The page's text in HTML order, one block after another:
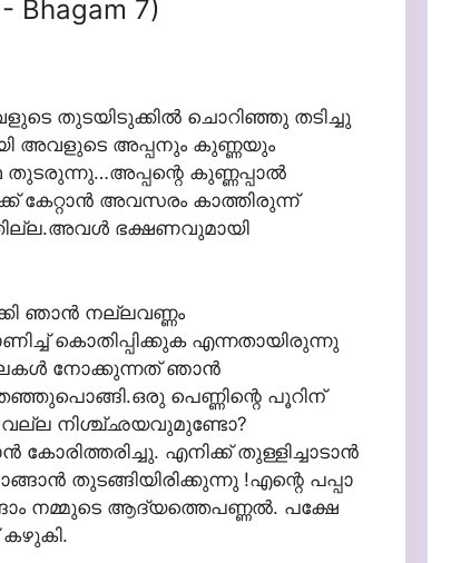
Bhagam 7)
തുടയിടുക്കില്‍ ചൊറിഞ്ഞു തടിച്ചു
അവളുടെ അപ്പനും കുണ്ണയും
തുടരുന്നു…അപ്പന്റെ കുണ്ണപ്പാല്‍
കേറ്റാന്‍ അവസരം കാത്തിരുന്ന്
ഭക്ഷണവുമായി
ഞാന്‍ നല്ലവണ്ണം
കൊതിപ്പിക്കുക എന്നതായിരുന്നു
മുലകള്‍ നോക്കുന്നത് ഞാന്‍
പെണ്ണിന്റെ പൂറിന്‌
വല്ല നിശ്ച്ഛയവുമുണ്ടോ?
എനിക്ക് തുള്ളിച്ചാടാന്‍
തുടങ്ങിയിരിക്കുന്നു !എന്റെ പപ്പാ
നമ്മുടെ ആദ്യത്തെപണ്ണല്‍. പക്ഷേ
കഴുകി.